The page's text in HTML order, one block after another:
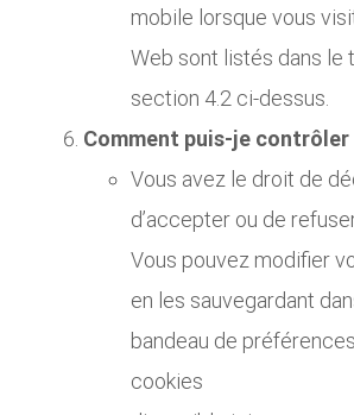
mobile lorsque vous
Web sont listés dans le
section 4.2 ci-dessus.
Comment puis-je contrôler
Vous avez le droit de
d’accepter ou de
Vous pouvez modifier
en les sauvegardant
bandeau de
cookies